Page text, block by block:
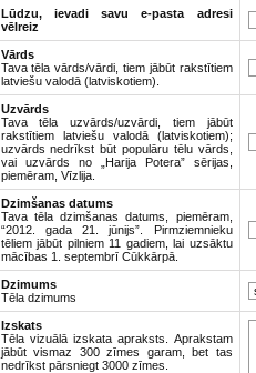
Lūdzu, ievadi savu e-pasta adresi
vēlreiz
Vārds
Tava tēla vārds/vārdi, tiem jābūt rakstītiem
latviešu valodā (latviskotiem).
Uzvārds
Tava tēla uzvārds/uzvārdi, tiem jābūt
rakstītiem latviešu valodā (latviskotiem);
uzvārds nedrīkst būt populāru tēlu vārds,
vai uzvārds no „Harija Potera” sērijas,
piemēram, Vīzlija.
Dzimšanas datums
Tava tēla dzimšanas datums, piemēram,
“2012. gada 21. jūnijs”. Pirmziemnieku
tēliem jābūt pilniem 11 gadiem, lai uzsāktu
mācības 1. septembrī Cūkkārpā.
Dzimums
Tēla dzimums
Izskats
Tēla vizuālā izskata apraksts. Aprakstam
jābūt vismaz 300 zīmes garam, bet tas
nedrīkst pārsniegt 3000 zīmes.